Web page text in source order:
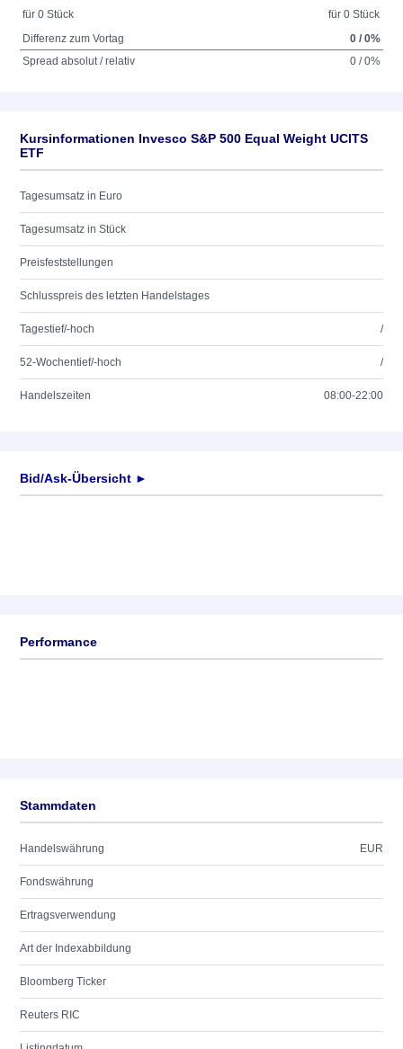
für 0 Stück
für 0 Stück
Differenz zum Vortag
0 / 0%
Spread absolut / relativ
0 / 0%
Kursinformationen Invesco S&P 500 Equal Weight UCITS
ETF
Tagesumsatz in Euro
Tagesumsatz in Stück
Preisfeststellungen
Schlusspreis des letzten Handelstages
Tagestief/-hoch /
52-Wochentief/-hoch /
Handelszeiten 08:00-22:00
Bid/Ask-Übersicht ►
Performance
Stammdaten
Handelswährung EUR
Fondswährung
Ertragsverwendung
Art der Indexabbildung
Bloomberg Ticker
Reuters RIC